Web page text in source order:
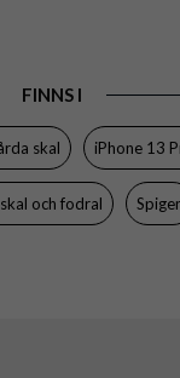
FINNS I
skal iPhone 13
och fodral